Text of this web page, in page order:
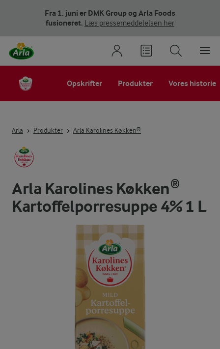
Fra 1. juni er DMK Group og Arla Foods
fusioneret. Læs pressemeddelelsen her
Opskrifter Produkter Vores historie
Arla Produkter Arla Karolines Køkken®
Arla Karolines Køkken®
Kartoffelporresuppe 4% 1 L